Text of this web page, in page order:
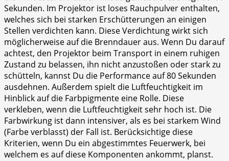
Sekunden. Im Projektor ist loses Rauchpulver enthalten,
welches sich bei starken Erschütterungen an einigen
Stellen verdichten kann. Diese Verdichtung wirkt sich
möglicherweise auf die Brenndauer aus. Wenn Du darauf
achtest, den Projektor beim Transport in einem ruhigen
Zustand zu belassen, ihn nicht anzustoßen oder stark zu
schütteln, kannst Du die Performance auf 80 Sekunden
ausdehnen. Außerdem spielt die Luftfeuchtigkeit im
Hinblick auf die Farbpigmente eine Rolle. Diese
verkleben, wenn die Luftfeuchtigkeit sehr hoch ist. Die
Farbwirkung ist dann intensiver, als es bei starkem Wind
(Farbe verblasst) der Fall ist. Berücksichtige diese
Kriterien, wenn Du ein abgestimmtes Feuerwerk, bei
welchem es auf diese Komponenten ankommt, planst.